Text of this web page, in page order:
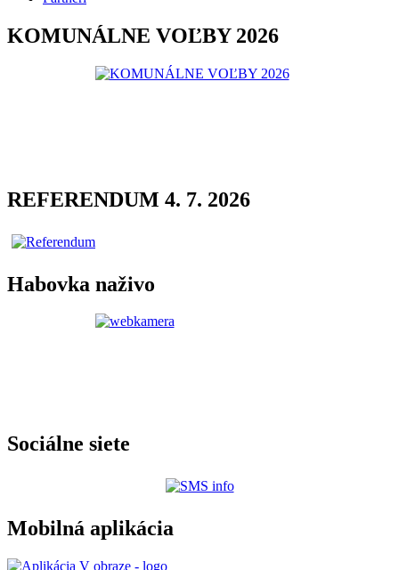
KOMUNÁLNE VOĽBY 2026
REFERENDUM 4. 7. 2026
Habovka naživo
Sociálne siete
Mobilná aplikácia